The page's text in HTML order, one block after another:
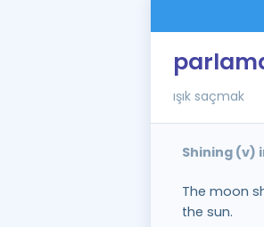
ışık saçmak
Shining (v)
The moon
the sun.